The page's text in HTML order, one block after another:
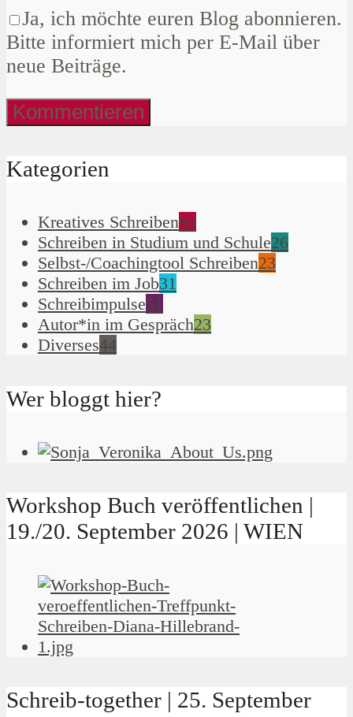
Ja, ich möchte euren Blog abonnieren.
Bitte informiert mich per E-Mail über
neue Beiträge.
Kategorien
Kreatives Schreiben90
Schreiben in Studium und Schule26
Selbst-/Coachingtool Schreiben23
Schreiben im Job31
Schreibimpulse51
Autor*in im Gespräch23
Diverses44
Wer bloggt hier?
Workshop Buch veröffentlichen |
19./20. September 2026 | WIEN
Schreib-together | 25. September